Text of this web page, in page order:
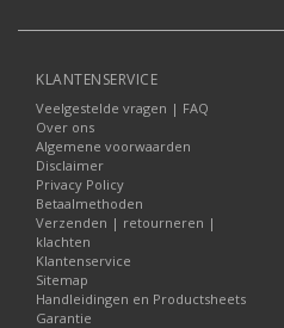
KLANTENSERVICE
Veelgestelde vragen | FAQ
Over ons
Algemene voorwaarden
Disclaimer
Privacy Policy
Betaalmethoden
Verzenden | retourneren |
klachten
Klantenservice
Sitemap
Handleidingen en Productsheets
Garantie